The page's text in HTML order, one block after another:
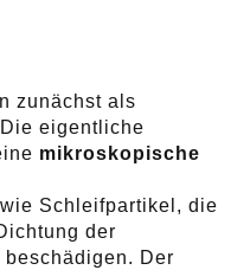
zunächst als
eigentliche
mikroskopische
Schleifpartikel, die
der
Der